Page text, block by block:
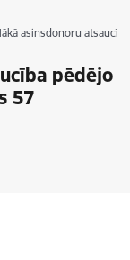
asinsdonoru
pēdējo
57